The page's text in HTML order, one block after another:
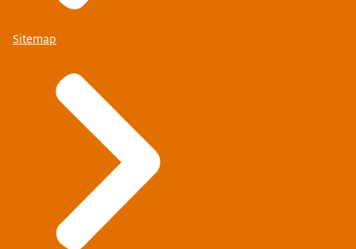
Sitemap